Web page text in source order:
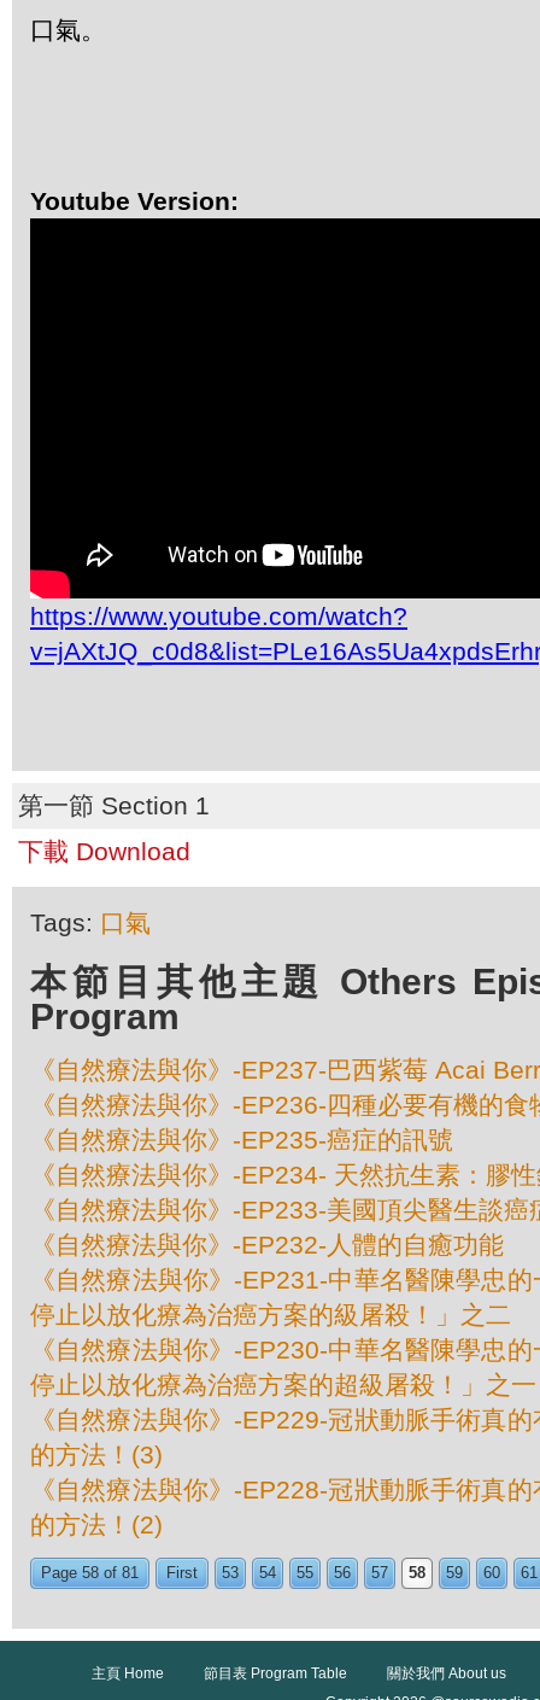
口氣。
Youtube Version:
https://www.youtube.com/watch?
第一節 Section 1
下載 Download
Tags: 口氣
本節目其他主題 Others
Program
《自然療法與你》-EP237-巴西紫莓 Acai
《自然療法與你》-EP236-四種必要有機的食
《自然療法與你》-EP235-癌症的訊號
《自然療法與你》-EP234- 天然抗生素：膠
《自然療法與你》-EP233-美國頂尖醫​​生談
《自然療法與你》-EP232-人體的自癒功能
《自然療法與你》-EP231-中華名醫陳學忠
停止以放化療為治癌方案的級屠殺！」之二
《自然療法與你》-EP230-中華名醫陳學忠
停止以放化療為治癌方案的超級屠殺！」之一
《自然療法與你》-EP229-冠狀動脈手術真
的方法！(3)
《自然療法與你》-EP228-冠狀動脈手術真
的方法！(2)
Page 58 of 81 First 53 54 55 56 57 58 59 60 61
主頁 Home 節目表 Program Table
關於我們 About us